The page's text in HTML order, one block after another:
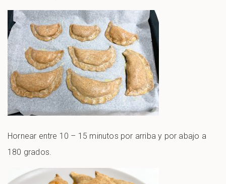
Hornear entre 10 – 15 minutos por arriba y por abajo a
180 grados.